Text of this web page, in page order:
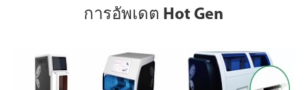
การอัพเดต Hot Gen